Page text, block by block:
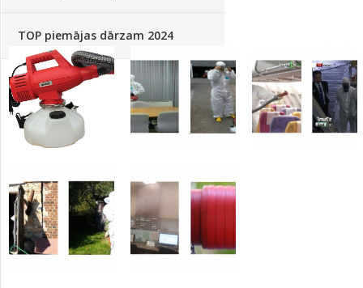
TOP piemājas dārzam 2024